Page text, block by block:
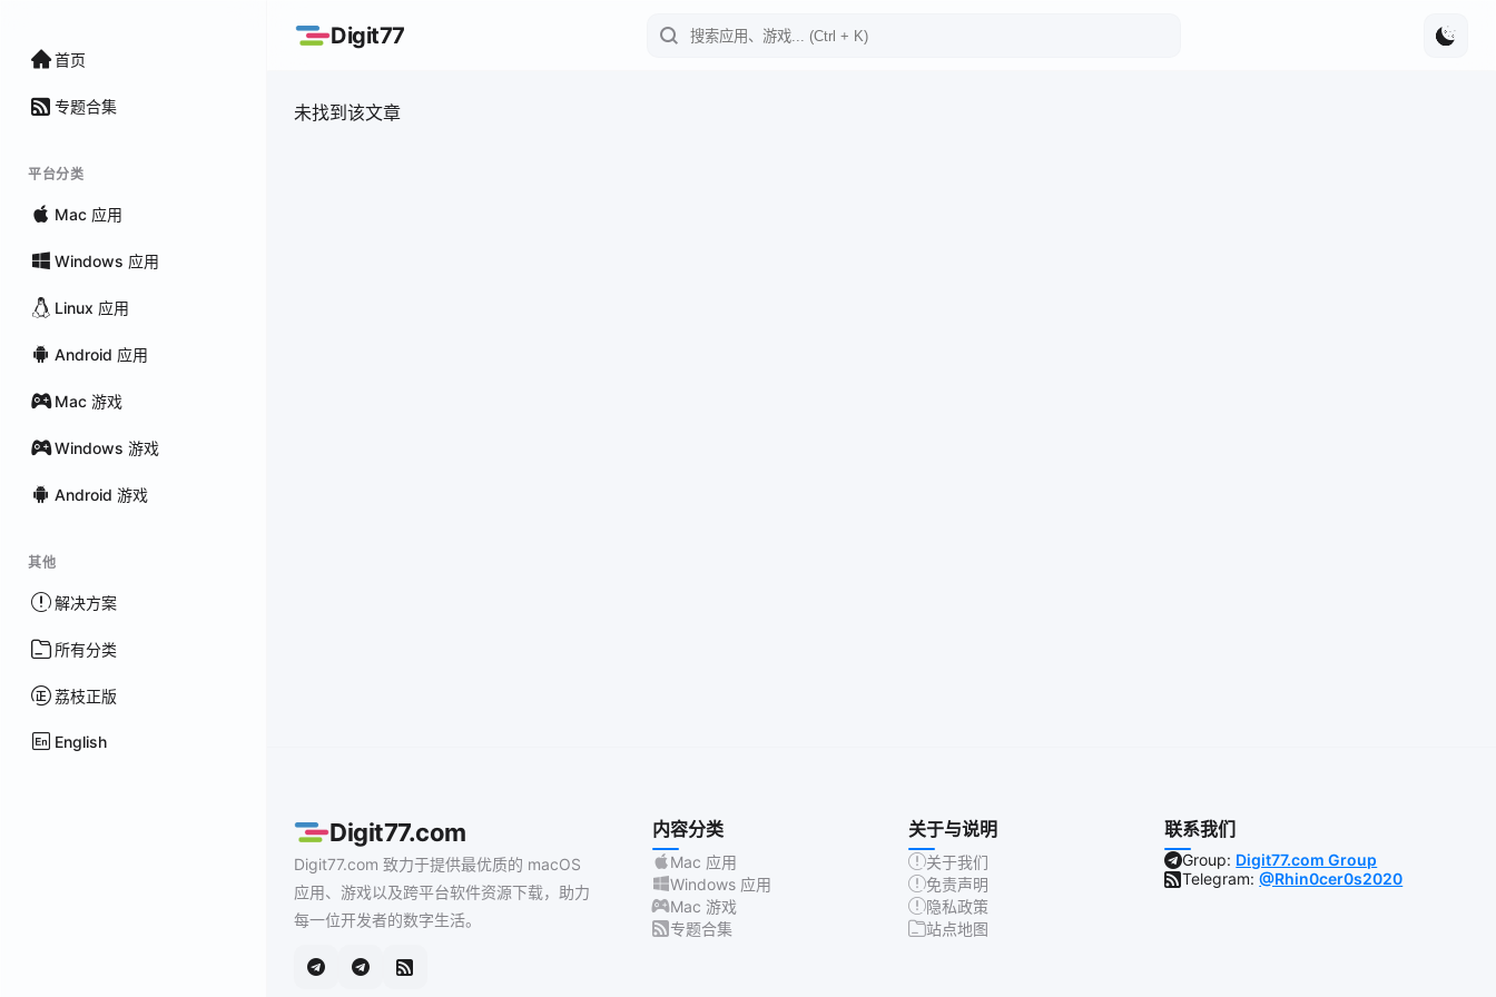
首页
专题合集
平台分类
Mac 应用
Windows 应用
Linux 应用
Android 应用
Mac 游戏
Windows 游戏
Android 游戏
其他
解决方案
所有分类
荔枝正版
English
Digit77
未找到该文章
Digit77.com
Digit77.com 致力于提供最优质的 macOS
应用、游戏以及跨平台软件资源下载，助力
每一位开发者的数字生活。
内容分类
Mac 应用
Windows 应用
Mac 游戏
专题合集
关于与说明
关于我们
免责声明
隐私政策
站点地图
联系我们
Group: Digit77.com Group
Telegram:@Rhin0cer0s2020